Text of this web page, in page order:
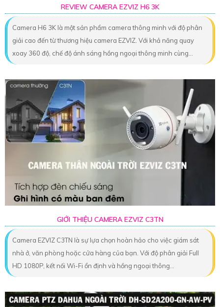
REVIEW CAMERA EZVIZ H6 3K
Camera H6 3K là một sản phẩm camera thông minh với độ phân
giải cao đến từ thương hiệu camera EZVIZ. Với khả năng quay
xoay 360 độ, chế độ ánh sáng hồng ngoại thông minh cùng...
GIỚI THIỆU CAMERA EZVIZ C3TN
Camera EZVIZ C3TN là sự lựa chọn hoàn hảo cho việc giám sát
nhà ở, văn phòng hoặc cửa hàng của bạn. Với độ phân giải Full
HD 1080P, kết nối Wi-Fi ổn định và hồng ngoại thông...